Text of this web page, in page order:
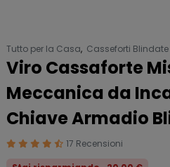
Tutto per la Casa, Casseforti Blindate
Viro Cassaforte
Meccanica da
Chiave Armadio
17 Recensioni